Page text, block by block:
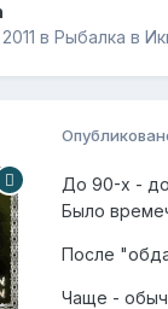
вРыбалка в
До 90-х -
Было
После
Чаще -